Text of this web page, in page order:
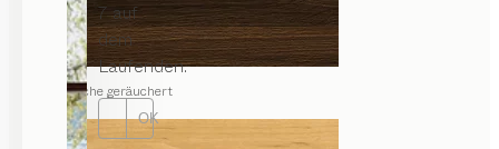
7 auf
dem
Laufenden.
OK
Eiche geräuchert